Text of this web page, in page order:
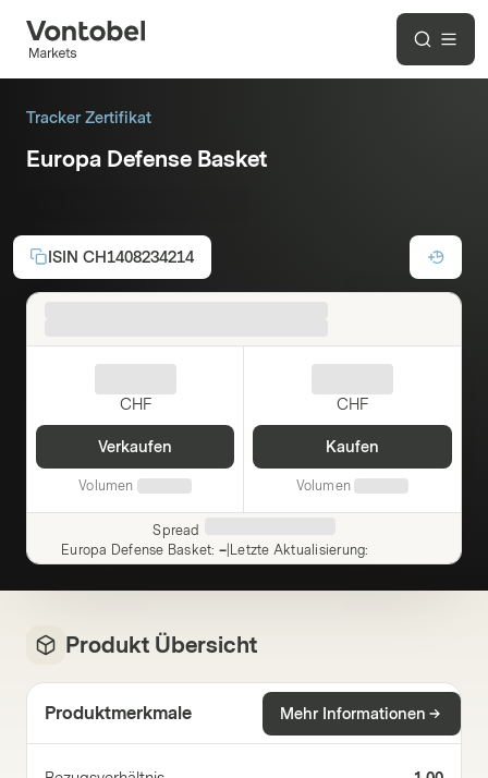
Tracker Zertifikat
Europa Defense Basket
ISIN CH1408234214
CHF
Verkaufen
Volumen
CHF
Kaufen
Volumen
Spread
Europa Defense Basket: – Letzte Aktualisierung:
Produkt Übersicht
Produktmerkmale Mehr Informationen